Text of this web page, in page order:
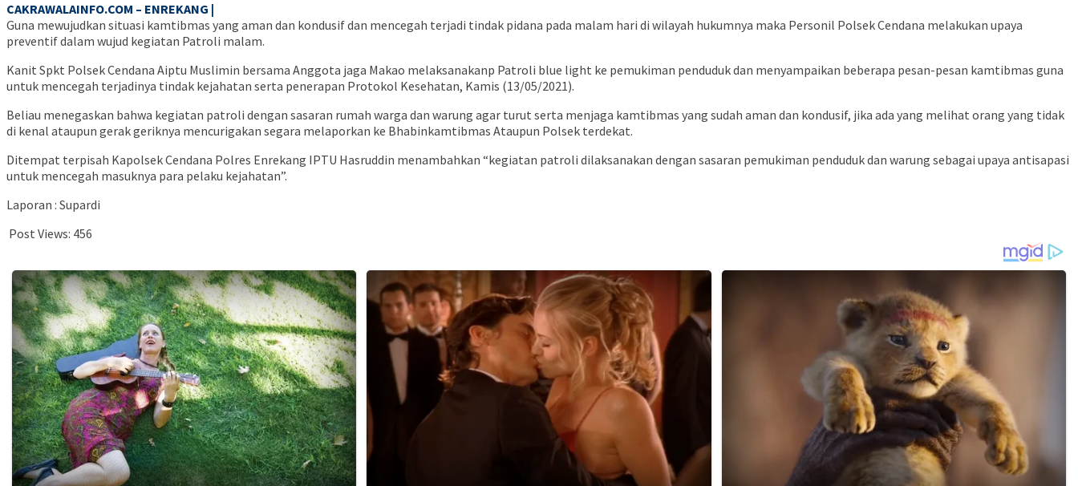
CAKRAWALAINFO.COM – ENREKANG |
Guna mewujudkan situasi kamtibmas yang aman dan kondusif dan mencegah terjadi tindak pidana pada malam hari di wilayah hukumnya maka Personil Polsek Cendana melakukan upaya
preventif dalam wujud kegiatan Patroli malam.
Kanit Spkt Polsek Cendana Aiptu Muslimin bersama Anggota jaga Makao melaksanakanp Patroli blue light ke pemukiman penduduk dan menyampaikan beberapa pesan-pesan kamtibmas guna
untuk mencegah terjadinya tindak kejahatan serta penerapan Protokol Kesehatan, Kamis (13/05/2021).
Beliau menegaskan bahwa kegiatan patroli dengan sasaran rumah warga dan warung agar turut serta menjaga kamtibmas yang sudah aman dan kondusif, jika ada yang melihat orang yang tidak
di kenal ataupun gerak geriknya mencurigakan segara melaporkan ke Bhabinkamtibmas Ataupun Polsek terdekat.
Ditempat terpisah Kapolsek Cendana Polres Enrekang IPTU Hasruddin menambahkan “kegiatan patroli dilaksanakan dengan sasaran pemukiman penduduk dan warung sebagai upaya antisapasi
untuk mencegah masuknya para pelaku kejahatan”.
Laporan : Supardi
Post Views: 456